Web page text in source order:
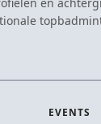
EVENTS